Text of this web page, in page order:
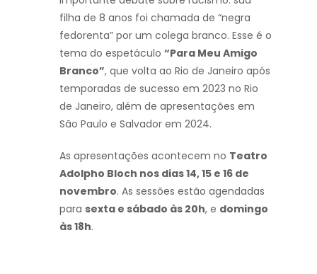
filha de 8 anos foi chamada de “negra
fedorenta” por um colega branco. Esse é o
tema do espetáculo “Para Meu Amigo
Branco”, que volta ao Rio de Janeiro após
temporadas de sucesso em 2023 no Rio
de Janeiro, além de apresentações em
São Paulo e Salvador em 2024.
As apresentações acontecem no Teatro
Adolpho Bloch nos dias 14, 15 e 16 de
novembro. As sessões estão agendadas
para sexta e sábado às 20h, e domingo
às 18h.